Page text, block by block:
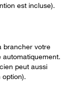
est incluse).
brancher votre
automatiquement.
peut aussi
option).